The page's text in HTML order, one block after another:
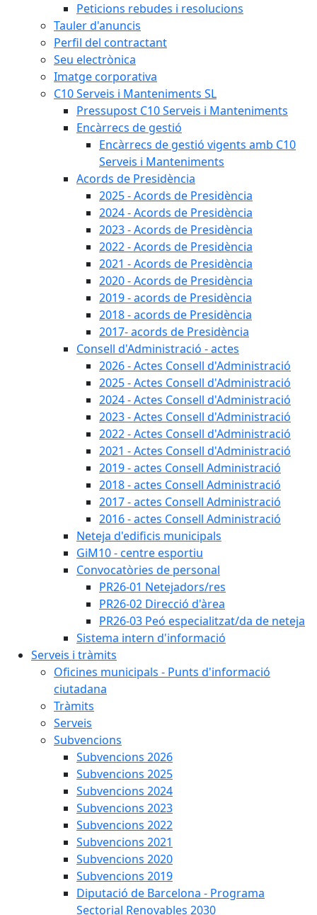
Peticions rebudes i resolucions
Tauler d'anuncis
Perfil del contractant
Seu electrònica
Imatge corporativa
C10 Serveis i Manteniments SL
Pressupost C10 Serveis i Manteniments
Encàrrecs de gestió
Encàrrecs de gestió vigents amb C10
Serveis i Manteniments
Acords de Presidència
2025 - Acords de Presidència
2024 - Acords de Presidència
2023 - Acords de Presidència
2022 - Acords de Presidència
2021 - Acords de Presidència
2020 - Acords de Presidència
2019 - acords de Presidència
2018 - acords de Presidència
2017- acords de Presidència
Consell d'Administració - actes
2026 - Actes Consell d'Administració
2025 - Actes Consell d'Administració
2024 - Actes Consell d'Administració
2023 - Actes Consell d'Administració
2022 - Actes Consell d'Administració
2021 - Actes Consell d'Administració
2019 - actes Consell Administració
2018 - actes Consell Administració
2017 - actes Consell Administració
2016 - actes Consell Administració
Neteja d'edificis municipals
GiM10 - centre esportiu
Convocatòries de personal
PR26-01 Netejadors/res
PR26-02 Direcció d'àrea
PR26-03 Peó especialitzat/da de neteja
Sistema intern d'informació
Serveis i tràmits
Oficines municipals - Punts d'informació
ciutadana
Tràmits
Serveis
Subvencions
Subvencions 2026
Subvencions 2025
Subvencions 2024
Subvencions 2023
Subvencions 2022
Subvencions 2021
Subvencions 2020
Subvencions 2019
Diputació de Barcelona - Programa
Sectorial Renovables 2030